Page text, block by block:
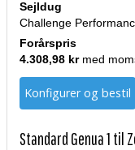
Sejldug
Challenge
Forårspris
4.308,98 krmed
Konfigurer og bestil
Standard Genua 1 til